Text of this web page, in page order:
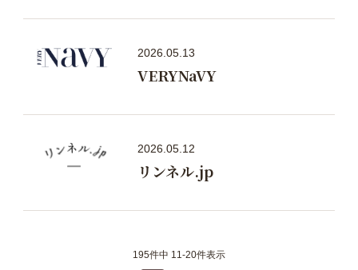
2026.05.13
VERYNaVY
2026.05.12
リンネル.jp
195件中 11-20件表示